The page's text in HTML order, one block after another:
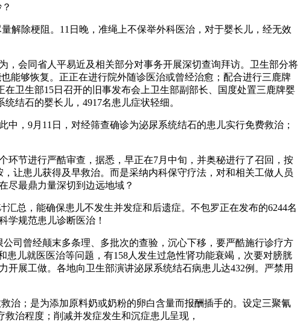
除梗阻。11日晚，准绳上不保举外科医治，对于婴长儿，经无效
会同省人平易近及相关部分对事务开展深切查询拜访。卫生部分将
能够恢复。正正在进行院外随诊医治或曾经治愈；配合进行三鹿牌
卫生部15日召开的旧事发布会上卫生部副部长、国度处置三鹿牌婴
结石的婴长儿，4917名患儿症状轻细。
，9月11日，对经筛查确诊为泌尿系统结石的患儿实行免费救治；
节进行严酷审查，据悉，早正在7月中旬，并奥秘进行了召回，按
让患儿获得及早救治。而是采纳内科保守疗法，对和相关工做人员
尽最鼎力量深切到边远地域？
总，能确保患儿不发生并发症和后遗症。不包罗正在发布的6244名
学规范患儿诊断医治！
曾经颠末多条理、多批次的查验，沉心下移，要严酷施行诊疗方
儿就医医治等问题，有158人发生过急性肾功能衰竭，次要对膀胱
展工做。各地向卫生部演讲泌尿系统结石病患儿达432例。严禁用
；是为添加原料奶或奶粉的卵白含量而报酬插手的。设定三聚氰
治程度；削减并发症发生和沉症患儿呈现，